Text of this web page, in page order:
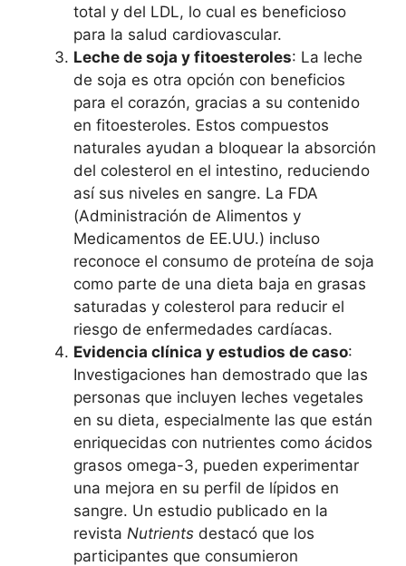
total y del LDL, lo cual es beneficioso
para la salud cardiovascular.
Leche de soja y fitoesteroles: La leche
de soja es otra opción con beneficios
para el corazón, gracias a su contenido
en fitoesteroles. Estos compuestos
naturales ayudan a bloquear la absorción
del colesterol en el intestino, reduciendo
así sus niveles en sangre. La FDA
(Administración de Alimentos y
Medicamentos de EE.UU.) incluso
reconoce el consumo de proteína de soja
como parte de una dieta baja en grasas
saturadas y colesterol para reducir el
riesgo de enfermedades cardíacas.
Evidencia clínica y estudios de caso:
Investigaciones han demostrado que las
personas que incluyen leches vegetales
en su dieta, especialmente las que están
enriquecidas con nutrientes como ácidos
grasos omega-3, pueden experimentar
una mejora en su perfil de lípidos en
sangre. Un estudio publicado en la
revista Nutrients destacó que los
participantes que consumieron